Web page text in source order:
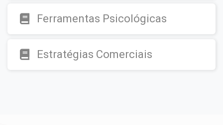
Ferramentas Psicológicas
Estratégias Comerciais